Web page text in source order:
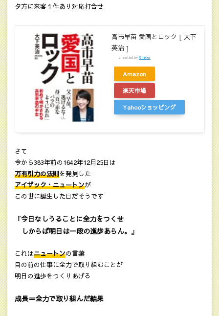
夕方に来客１件あり対応打合せ
高市早苗 愛国とロック [ 大下
英治 ]
created byRinker
Amazon
楽天市場
Yahooショッピング
さて
今から383年前の1642年12月25日は
万有引力の法則を発見した
アイザック・ニュートンが
この世に誕生した日だそうです
『今日なしうることに全力をつくせ
しからば明日は一段の進歩あらん。 』
これはニュートンの言葉
目の前の仕事に全力で取り組むことが
明日の進歩をつくりあげる
成長＝全力で取り組んだ結果